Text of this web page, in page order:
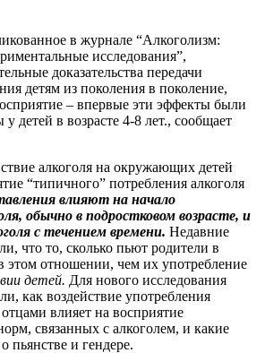
в журнале “Алкоголизм:
исследования”,
доказательства передачи
детям из поколения в поколение,
– впервые эти эффекты были
детей в возрасте 4-8 лет., сообщает
алкоголя на окружающих детей
“типичного” потребления алкоголя
влияют на начало
обычно в подростковом возрасте, и
с течением времени. Недавние
что то, сколько пьют родители в
этом отношении, чем их употребление
детей. Для нового исследования
как воздействие употребления
влияет на восприятие
связанных с алкоголем, и какие
пьянстве и гендере.